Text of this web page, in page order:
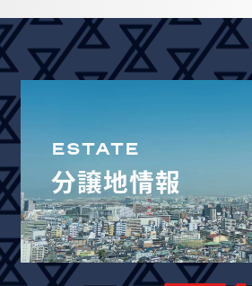
ESTATE
分譲地情報